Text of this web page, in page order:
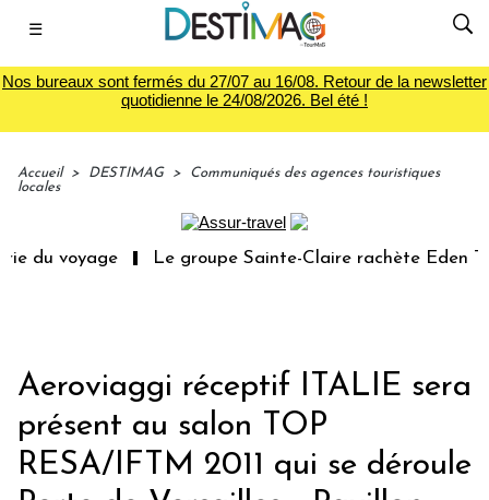
☰
Nos bureaux sont fermés du 27/07 au 16/08. Retour de la newsletter
quotidienne le 24/08/2026. Bel été !
Accueil > DESTIMAG >
Communiqués des agences touristiques
locales
du voyage Le groupe Sainte-Claire rachète Eden
Aeroviaggi réceptif ITALIE sera
présent au salon TOP
RESA/IFTM 2011 qui se déroule